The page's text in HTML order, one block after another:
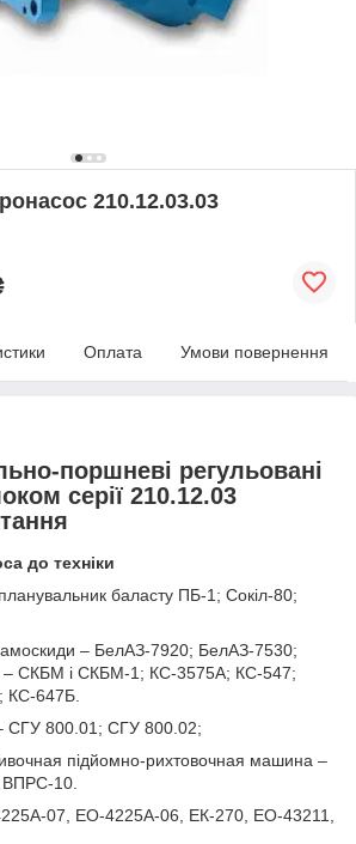
210.12.03.03
Оплата Умови повернення
поршневі регульовані
серії 210.12.03
до техніки
баласту ПБ-1; Сокіл-80;
– БелАЗ-7920; БелАЗ-7530;
– СКБМ і СКБМ-1; КС-3575А; КС-547;
КС-647Б.
– СГУ 800.01; СГУ 800.02;
підйомно-рихтовочная машина –
10.
07, ЕО-4225А-06, ЕК-270, ЕО-43211,